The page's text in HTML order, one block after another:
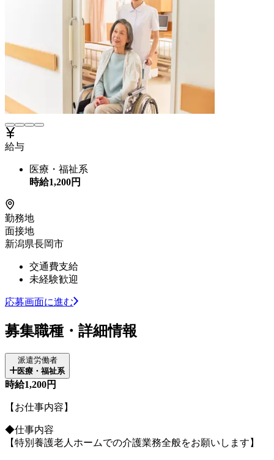
給与
医療・福祉系
時給1,200円
勤務地
面接地
新潟県長岡市
交通費支給
未経験歓迎
応募画面に進む
募集職種・詳細情報
派遣労働者
医療・福祉系
時給1,200円
【お仕事内容】
◆仕事内容
【特別養護老人ホームでの介護業務全般をお願いします】